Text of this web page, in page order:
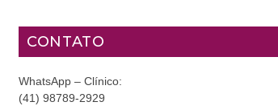
CONTATO
WhatsApp – Clínico:
(41) 98789-2929